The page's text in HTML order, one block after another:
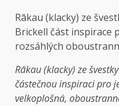
Rākau (klacky) ze
Brickell část inspirace
rozsáhlých
Rākau (klacky) ze
částečnou inspiraci pro
velkoplošná,